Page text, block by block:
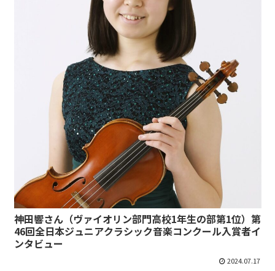
神田響さん（ヴァイオリン部門高校1年生の部第1位）第
46回全日本ジュニアクラシック音楽コンクール入賞者イ
ンタビュー
2024.07.17